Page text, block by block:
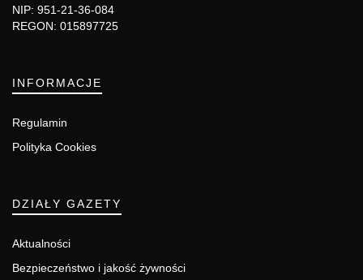
NIP: 951-21-36-084
REGON: 015897725
INFORMACJE
Regulamin
Polityka Cookies
DZIAŁY GAZETY
Aktualności
Bezpieczeństwo i jakość żywności